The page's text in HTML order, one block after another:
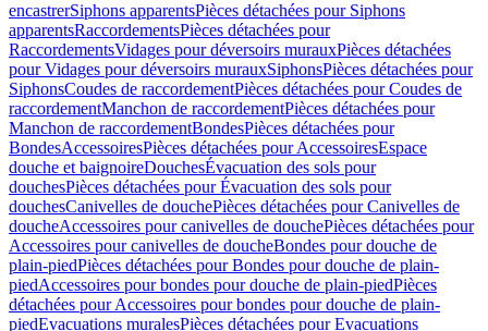
encastrerSiphons apparentsPièces détachées pour Siphons
apparentsRaccordementsPièces détachées pour
RaccordementsVidages pour déversoirs murauxPièces détachées
pour Vidages pour déversoirs murauxSiphonsPièces détachées pour
SiphonsCoudes de raccordementPièces détachées pour Coudes de
raccordementManchon de raccordementPièces détachées pour
Manchon de raccordementBondesPièces détachées pour
BondesAccessoiresPièces détachées pour AccessoiresEspace
douche et baignoireDouchesÉvacuation des sols pour
douchesPièces détachées pour Évacuation des sols pour
douchesCanivelles de douchePièces détachées pour Canivelles de
doucheAccessoires pour canivelles de douchePièces détachées pour
Accessoires pour canivelles de doucheBondes pour douche de
plain-piedPièces détachées pour Bondes pour douche de plain-
piedAccessoires pour bondes pour douche de plain-piedPièces
détachées pour Accessoires pour bondes pour douche de plain-
piedEvacuations muralesPièces détachées pour Evacuations